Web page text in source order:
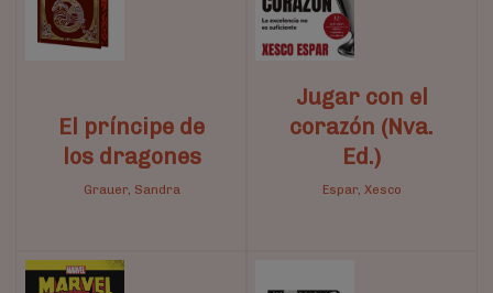
El príncipe de
los dragones
Grauer, Sandra
Jugar con el
corazón (Nva.
Ed.)
Espar, Xesco